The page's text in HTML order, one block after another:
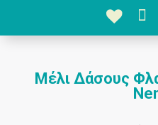

Μέλι Δάσους